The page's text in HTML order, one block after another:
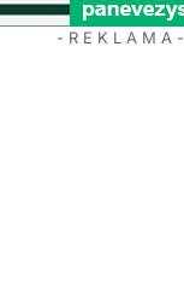
- R E K L A M A -